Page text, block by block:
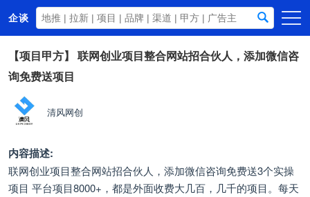
企谈
首页
商务资源
资讯动态
关于我们
【项目甲方】 联网创业项目整合网站招合伙人，添加微信咨
询免费送项目
清风网创
内容描述:
联网创业项目整合网站招合伙人，添加微信咨询免费送3个实操
项目 平台项目8000+，都是外面收费大几百，几千的项目。每天